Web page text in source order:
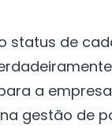
status de
a
gestão de